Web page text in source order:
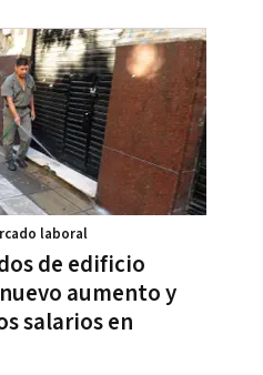
de edificio
aumento y
salarios en
laboral